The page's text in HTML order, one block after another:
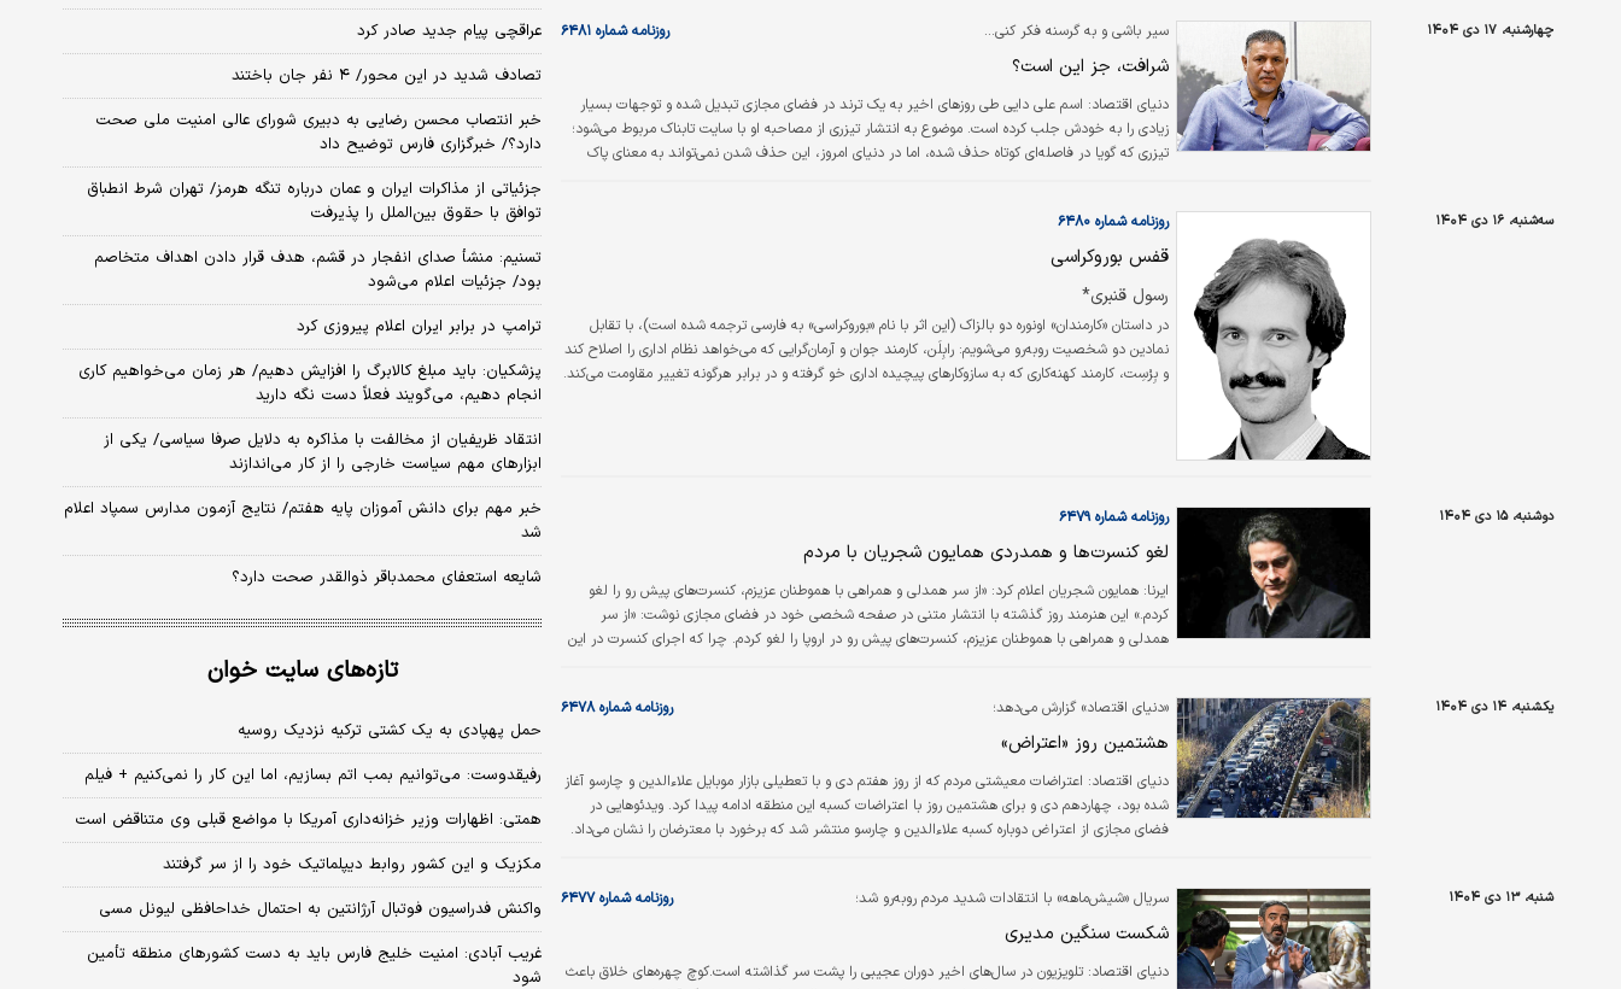
چهارشنبه، ۱۷ دی ۱۴۰۴ سیر باشی و به گرسنه فکر کنی... روزنامه شماره ۶۴۸۱
شرافت، جز این است؟
دنیای اقتصاد: اسم علی دایی طی روزهای اخیر به یک ترند در فضای مجازی تبدیل شده و توجهات بسیار
زیادی را به خودش جلب کرده است. موضوع به انتشار تیزری از مصاحبه او با سایت تابناک مربوط می‌شود؛
تیزری که گویا در فاصله‌ای کوتاه حذف شده، اما در دنیای امروز، این حذف شدن نمی‌تواند به معنای پاک
اقتصادی کشور تاخت و مدعی شد تا سیاست خارجی…
سه‌شنبه، ۱۶ دی ۱۴۰۴ روزنامه شماره ۶۴۸۰
قفس بوروکراسی
رسول قنبری*
در داستان «کارمندان» اونوره دو بالزاک (این اثر با نام «بوروکراسی» به فارسی ترجمه شده است)، با تقابل
نمادین دو شخصیت روبه‌رو می‌شویم: رابِلَن، کارمند جوان و آرمان‌گرایی که می‌خواهد نظام اداری را اصلاح کند
و بِرْسِت، کارمند کهنه‌کاری که به سازوکارهای پیچیده اداری خو گرفته و در برابر هرگونه تغییر مقاومت می‌کند.
دوشنبه، ۱۵ دی ۱۴۰۴ روزنامه شماره ۶۴۷۹
لغو کنسرت‌ها و همدردی همایون شجریان با مردم
ایرنا: همایون شجریان اعلام کرد: «از سر همدلی و همراهی با هموطنان عزیزم، کنسرت‌های پیش رو را لغو
کردم.» این هنرمند روز گذشته با انتشار متنی در صفحه شخصی خود در فضای مجازی نوشت: «از سر
همدلی و همراهی با هموطنان عزیزم، کنسرت‌های پیش رو در اروپا را لغو کردم. چرا که اجرای کنسرت در این
یکشنبه، ۱۴ دی ۱۴۰۴ «دنیای اقتصاد» گزارش می‌دهد؛ روزنامه شماره ۶۴۷۸
هشتمین روز «اعتراض»
دنیای اقتصاد: اعتراضات معیشتی مردم که از روز هفتم دی و با تعطیلی بازار موبایل علاءالدین و چارسو آغاز
شده بود، چهاردهم دی و برای هشتمین روز با اعتراضات کسبه این منطقه ادامه پیدا کرد. ویدئوهایی در
فضای مجازی از اعتراض دوباره کسبه علاءالدین و چارسو منتشر شد که برخورد با معترضان را نشان می‌داد.
شنبه، ۱۳ دی ۱۴۰۴ سریال «‌شیش‌ماهه» با انتقادات شدید مردم روبه‌رو شد؛ روزنامه شماره ۶۴۷۷
شکست سنگین مدیری
دنیای اقتصاد: تلویزیون در سال‌های اخیر دوران عجیبی را پشت سر گذاشته است.کوچ چهره‌های خلاق باعث
عراقچی پیام جدید صادر کرد
تصادف شدید در این محور/ ۴ نفر جان باختند
خبر انتصاب محسن رضایی به دبیری شورای عالی امنیت ملی صحت
دارد؟/ خبرگزاری فارس توضیح داد
جزئیاتی از مذاکرات ایران و عمان درباره تنگه هرمز/ تهران شرط انطباق
توافق با حقوق بین‌الملل را پذیرفت
تسنیم: منشأ صدای انفجار در قشم، هدف قرار دادن اهداف متخاصم
بود/ جزئیات اعلام می‌شود
ترامپ در برابر ایران اعلام پیروزی کرد
پزشکیان: باید مبلغ کالابرگ را افزایش دهیم/ هر زمان می‌خواهیم کاری
انجام دهیم، می‌گویند فعلاً دست نگه دارید
انتقاد ظریفیان از مخالفت با مذاکره به دلایل صرفا سیاسی/ یکی از
ابزارهای مهم سیاست خارجی را از کار می‌اندازند
خبر مهم برای دانش آموزان پایه هفتم/ نتایج آزمون مدارس سمپاد اعلام
شد
شایعه استعفای محمدباقر ذوالقدر صحت دارد؟
تازه‌های سایت خوان
حمل پهپادی به یک کشتی ترکیه نزدیک روسیه
رفیقدوست: می‌توانیم بمب اتم بسازیم، اما این کار را نمی‌کنیم + فیلم
همتی: اظهارات وزیر خزانه‌داری آمریکا با مواضع قبلی وی متناقض است
مکزیک و این کشور روابط دیپلماتیک خود را از سر گرفتند
واکنش فدراسیون فوتبال آرژانتین به احتمال خداحافظی لیونل مسی
غریب آبادی: امنیت خلیج فارس باید به دست کشورهای منطقه تأمین
شود